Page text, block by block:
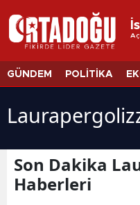
GÜNDEM POLİTİKA
Son Dakika
Haberleri